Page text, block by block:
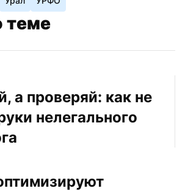
теме
а проверяй: как не
нелегального